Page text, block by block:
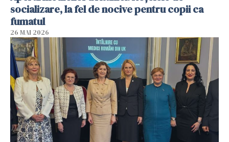
socializare, la fel de nocive pentru copii ca
fumatul
26 MAI 2026